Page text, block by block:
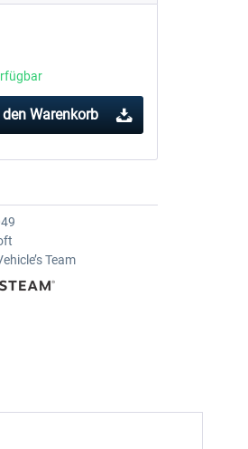
den Warenkorb
Team